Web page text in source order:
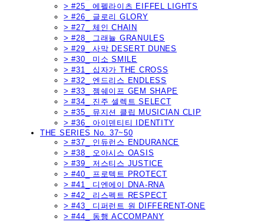
> #25_ 에펠라이츠 EIFFEL LIGHTS
> #26_ 글로리 GLORY
> #27_ 체인 CHAIN
> #28_ 그래뉼 GRANULES
> #29_ 사막 DESERT DUNES
> #30_ 미소 SMILE
> #31_ 십자가 THE CROSS
> #32_ 엔드리스 ENDLESS
> #33_ 젬쉐이프 GEM SHAPE
> #34_ 진주 셀렉트 SELECT
> #35_ 뮤지션 클립 MUSICIAN CLIP
> #36_ 아이덴티티 IDENTITY
THE SERIES No. 37~50
> #37_ 인듀런스 ENDURANCE
> #38_ 오아시스 OASIS
> #39_ 저스티스 JUSTICE
> #40_ 프로텍트 PROTECT
> #41_ 디엔에이 DNA-RNA
> #42_ 리스펙트 RESPECT
> #43_ 디퍼런트 원 DIFFERENT-ONE
> #44_ 동행 ACCOMPANY